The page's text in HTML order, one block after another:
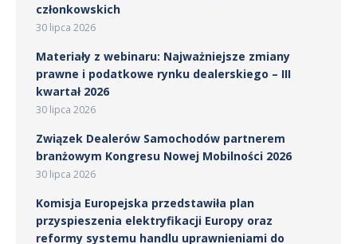
członkowskich
30 lipca 2026
Materiały z webinaru: Najważniejsze zmiany
prawne i podatkowe rynku dealerskiego – III
kwartał 2026
30 lipca 2026
Związek Dealerów Samochodów partnerem
branżowym Kongresu Nowej Mobilności 2026
30 lipca 2026
Komisja Europejska przedstawiła plan
przyspieszenia elektryfikacji Europy oraz
reformy systemu handlu uprawnieniami do